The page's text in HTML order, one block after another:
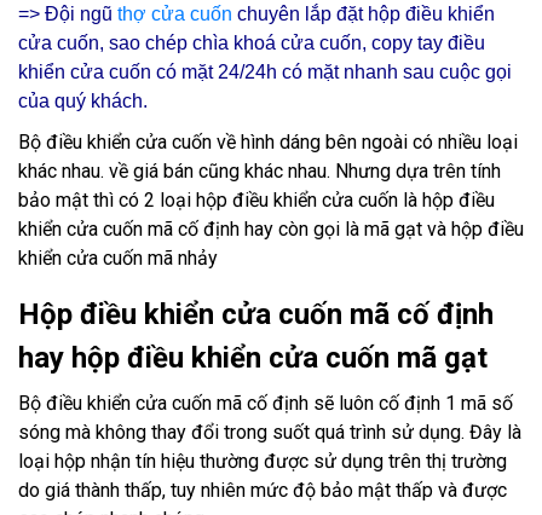
=> Đội ngũ thợ cửa cuốn chuyên lắp đặt hộp điều khiển
cửa cuốn, sao chép chìa khoá cửa cuốn, copy tay điều
khiển cửa cuốn có mặt 24/24h có mặt nhanh sau cuộc gọi
của quý khách.
Bộ điều khiển cửa cuốn về hình dáng bên ngoài có nhiều loại
khác nhau. về giá bán cũng khác nhau. Nhưng dựa trên tính
bảo mật thì có 2 loại hộp điều khiển cửa cuốn là hộp điều
khiển cửa cuốn mã cố định hay còn gọi là mã gạt và hộp điều
khiển cửa cuốn mã nhảy
Hộp điều khiển cửa cuốn mã cố định
hay hộp điều khiển cửa cuốn mã gạt
Bộ điều khiển cửa cuốn mã cố định sẽ luôn cố định 1 mã số
sóng mà không thay đổi trong suốt quá trình sử dụng. Đây là
loại hộp nhận tín hiệu thường được sử dụng trên thị trường
do giá thành thấp, tuy nhiên mức độ bảo mật thấp và được